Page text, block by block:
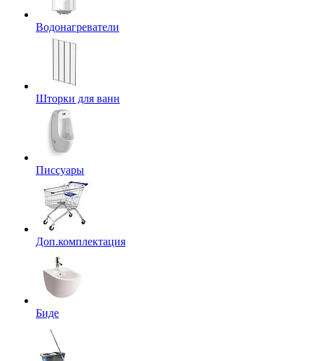
Водонагреватели
Шторки для ванн
Писсуары
Доп.комплектация
Биде